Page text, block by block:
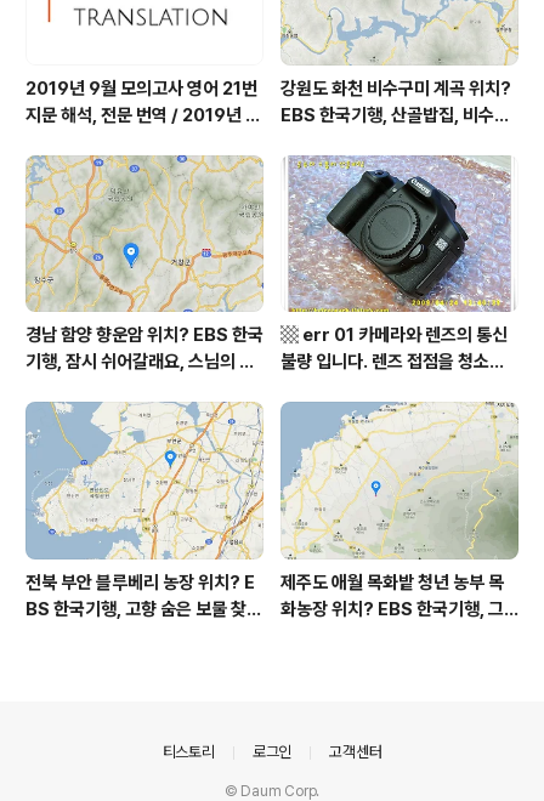
2019년 9월 모의고사 영어 21번
지문 해석, 전문 번역 / 2019년 9
역, 평가원 2019년 고3 9월 영어
영역 외국어영역 전문 해석, Engli
sh to Korean translation
강원도 화천 비수구미 계곡 위치?
EBS 한국기행, 산골밥집, 비수구
부 화천군 비수구미 낙타민박 어
디? / 강원도 화천군 가볼 만한 곳
비수구미 마을, 파로호
경남 함양 향운암 위치? EBS 한국
기행, 잠시 쉬어갈래요, 스님의 어
상남도 함양군 가볼 만한 곳, 용추
계곡 향운암 명천스님, 덕유산 황
석산 거망산 기백산
▩ err 01 카메라와 렌즈의 통신
불량 입니다. 렌즈 접점을 청소하
전북 부안 블루베리 농장 위치? E
BS 한국기행, 고향 숨은 보물 찾
제주도 애월 목화밭 청년 농부 목
화농장 위치? EBS 한국기행, 그
티스토리 로그인 고객센터
© Daum Corp.